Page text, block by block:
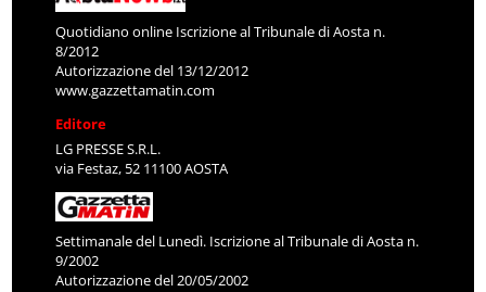
Quotidiano online Iscrizione al Tribunale di Aosta n.
8/2012
Autorizzazione del 13/12/2012
www.gazzettamatin.com
Editore
LG PRESSE S.R.L.
via Festaz, 52 11100 AOSTA
Settimanale del Lunedì. Iscrizione al Tribunale di Aosta n.
9/2002
Autorizzazione del 20/05/2002